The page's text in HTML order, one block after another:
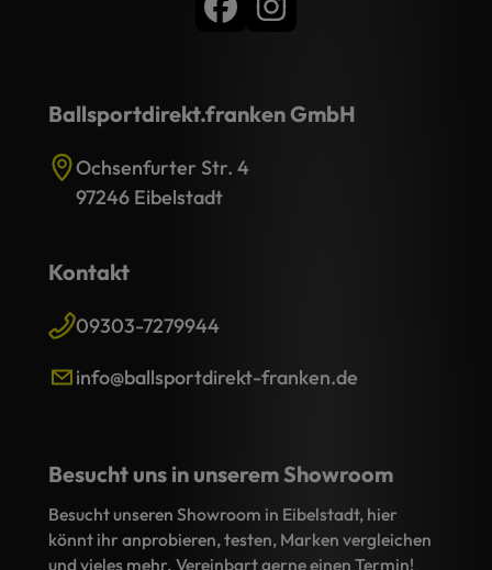
Ballsportdirekt.franken GmbH
Ochsenfurter Str. 4
97246 Eibelstadt
Kontakt
09303-7279944
info@ballsportdirekt-franken.de
Besucht uns in unserem Showroom
Besucht unseren Showroom in Eibelstadt, hier
könnt ihr anprobieren, testen, Marken vergleichen
und vieles mehr. Vereinbart gerne einen Termin!